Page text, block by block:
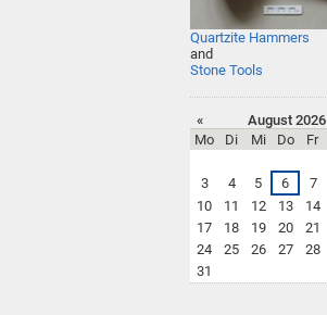
Quartzite Hammers
and
Stone Tools
« August 2026
Mo
Di Mi Do Fr
3
4 5 6 7
10
11 12 13 14
17
18 19 20 21
24
25 26 27 28
31